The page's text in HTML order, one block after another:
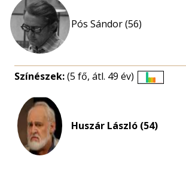
Pós Sándor (56)
Színészek:(5 fő, átl. 49 év)
Huszár László (54)